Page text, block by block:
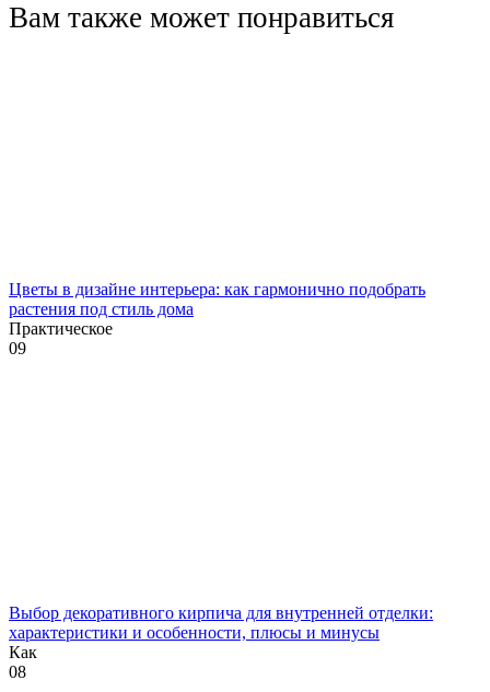
Вам также может понравиться
Цветы в дизайне интерьера: как гармонично подобрать
растения под стиль дома
Практическое
09
Выбор декоративного кирпича для внутренней отделки:
характеристики и особенности, плюсы и минусы
Как
08